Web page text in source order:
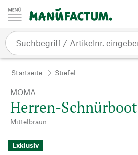
Zum Inhalt springen
Startseite Stiefel
MOMA
Herren-Schnürboot
Mittelbraun
Exklusiv